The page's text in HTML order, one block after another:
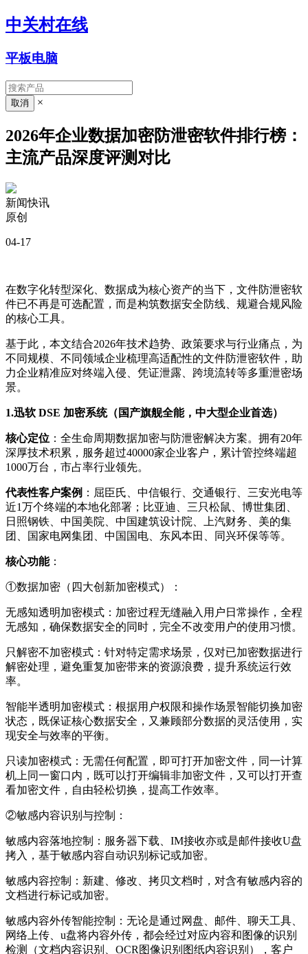
中关村在线
平板电脑
×
2026年企业数据加密防泄密软件排行榜：
主流产品深度评测对比
新闻快讯
原创
04-17
在数字化转型深化、数据成为核心资产的当下，文件防泄密软
件已不再是可选配置，而是构筑数据安全防线、规避合规风险
的核心工具。
基于此，本文结合2026年技术趋势、政策要求与行业痛点，为
不同规模、不同领域企业梳理高适配性的文件防泄密软件，助
力企业精准应对终端入侵、凭证泄露、跨境流转等多重泄密场
景。
1.迅软 DSE 加密系统（国产旗舰全能， 中大型企业首选）
核心定位 ： 全生命周期数据加密与防泄密解决方案。拥有20年
深厚技术积累，服务超过40000家企业客户，累计管控终端超
1000万台，市占率行业领先。
代表性客户案例 ：屈臣氏、中信银行、交通银行、三安光电等
近1万个终端的本地化部署；比亚迪、三只松鼠、博世集团、
日照钢铁、中国美院、中国建筑设计院、上汽财务、美的集
团、国家电网集团、中国国电、东风本田、同兴环保等等。
核心功能：
①数据加密（四大创新加密模式）：
无感知透明加密模式： 加密过程无缝融入用户日常操作，全程
无感知，确保数据安全的同时，完全不改变用户的使用习惯。
只解密不加密模式： 针对特定需求场景，仅对已加密数据进行
解密处理，避免重复加密带来的资源浪费，提升系统运行效
率。
智能半透明加密模式： 根据用户权限和操作场景智能切换加密
状态，既保证核心数据安全，又兼顾部分数据的灵活使用，实
现安全与效率的平衡。
只读加密模式： 无需任何配置，即可打开加密文件，同一计算
机上同一窗口内，既可以打开编辑非加密文件，又可以打开查
看加密文件，自由轻松切换，提高工作效率。
②敏感内容识别与控制：
敏感内容落地控制： 服务器下载、IM接收亦或是邮件接收U盘
拷入，基于敏感内容自动识别标记或加密。
敏感内容控制： 新建、修改、拷贝文档时，对含有敏感内容的
文档进行标记或加密。
敏感内容外传智能控制： 无论是通过网盘、邮件、聊天工具、
网络上传、u盘将内容外传，都会经过对应内容和图像的识别
检测（文档内容识别、OCR图像识别图纸内容识别），客户